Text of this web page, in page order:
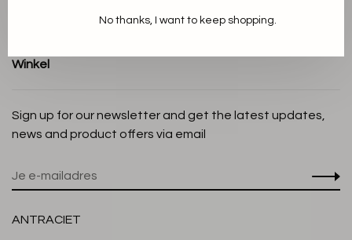
Winkel
Sign up for our newsletter and get the latest updates,
news and product offers via email
ANTRACIET
No thanks, I want to keep shopping.